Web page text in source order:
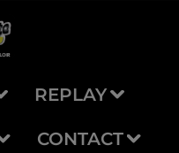
REPLAY
CONTACT